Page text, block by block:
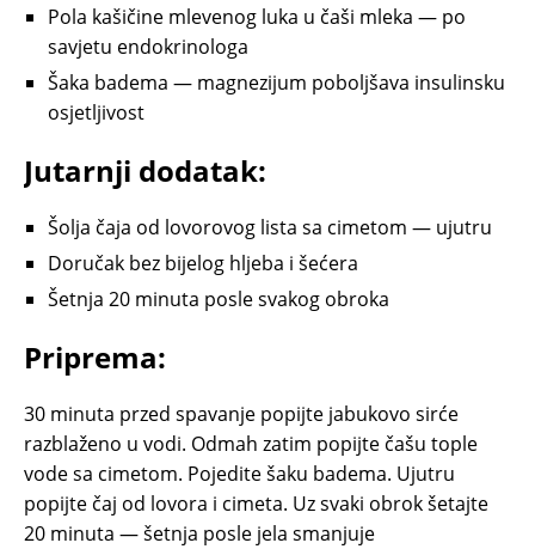
Pola kašičine mlevenog luka u čaši mleka — po
savjetu endokrinologa
Šaka badema — magnezijum poboljšava insulinsku
osjetljivost
Jutarnji dodatak:
Šolja čaja od lovorovog lista sa cimetom — ujutru
Doručak bez bijelog hljeba i šećera
Šetnja 20 minuta posle svakog obroka
Priprema:
30 minuta przed spavanje popijte jabukovo sirće
razblaženo u vodi. Odmah zatim popijte čašu tople
vode sa cimetom. Pojedite šaku badema. Ujutru
popijte čaj od lovora i cimeta. Uz svaki obrok šetajte
20 minuta — šetnja posle jela smanjuje